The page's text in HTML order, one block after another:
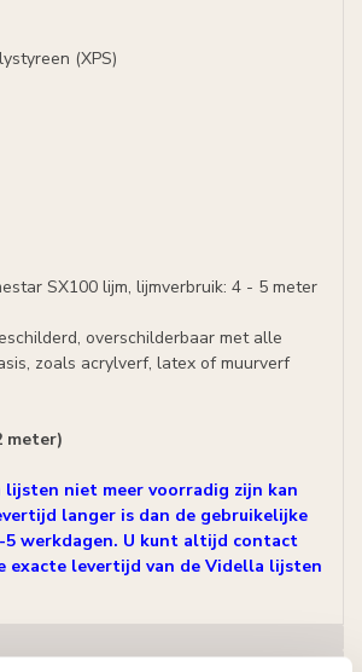
(XPS)
SX100 lijm, lijmverbruik: 4 - 5 meter
overschilderbaar met alle
zoals acrylverf, latex of muurverf
meter)
lijsten niet meer voorradig zijn kan
langer is dan de gebruikelijke
5 werkdagen. U kunt altijd contact
exacte levertijd van de Vidella lijsten